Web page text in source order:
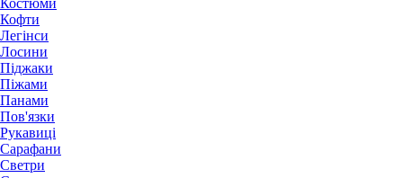
Костюми
Кофти
Легінси
Лосини
Піджаки
Піжами
Панами
Пов'язки
Рукавиці
Сарафани
Светри